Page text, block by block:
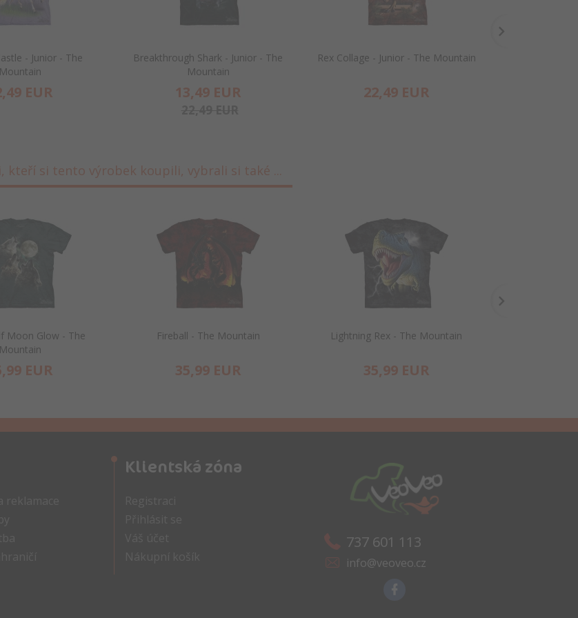
- Junior - The
Mountain
49 EUR
Breakthrough Shark - Junior - The
Mountain
13,49 EUR
Rex Collage - Junior - The Mountain
22,49 EUR
kteří si tento výrobek koupili, vybrali si také ...
Moon Glow - The
Mountain
99 EUR
Fireball - The Mountain
35,99 EUR
Lightning Rex - The Mountain
35,99 EUR
Klientská zóna
737 601 113
info@veoveo.cz